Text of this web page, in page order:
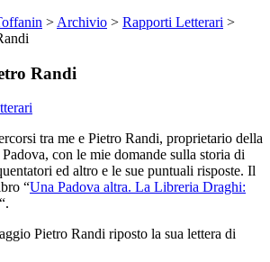
> Archivio > Rapporti Letterari >
Randi
tra me e Pietro Randi, proprietario della
con le mie domande sulla storia di
ed altro e le sue puntuali risposte. Il
“Una Padova altra. La Libreria Draghi:
“.
Pietro Randi riposto la sua lettera di